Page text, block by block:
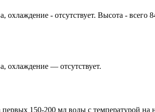
- отсутствует. Высота - всего
охлаждение — отсутствует.
150-200 мл воды с температурой